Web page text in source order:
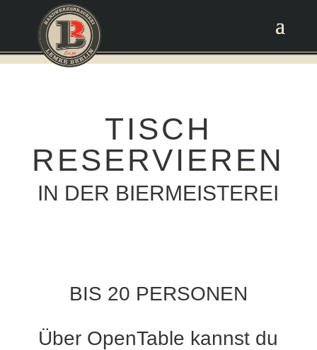
TISCH
RESERVIEREN
IN DER BIERMEISTEREI
BIS 20 PERSONEN
Über OpenTable kannst du